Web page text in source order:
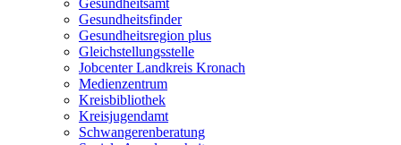
Gesundheitsamt
Gesundheitsfinder
Gesundheitsregion plus
Gleichstellungsstelle
Jobcenter Landkreis Kronach
Medienzentrum
Kreisbibliothek
Kreisjugendamt
Schwangerenberatung